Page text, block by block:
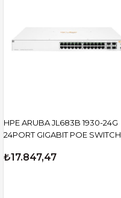
HPE ARUBA JL683B 1930-24G
24PORT GIGABIT POE SWITCH
₺17.847,47